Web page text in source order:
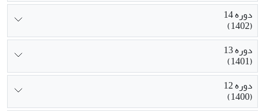
دوره 14
(1402)
دوره 13
(1401)
دوره 12
(1400)